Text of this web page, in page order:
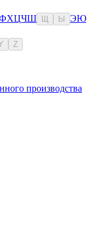
ХЦЧШ Ы ЭЮ
Z
производства